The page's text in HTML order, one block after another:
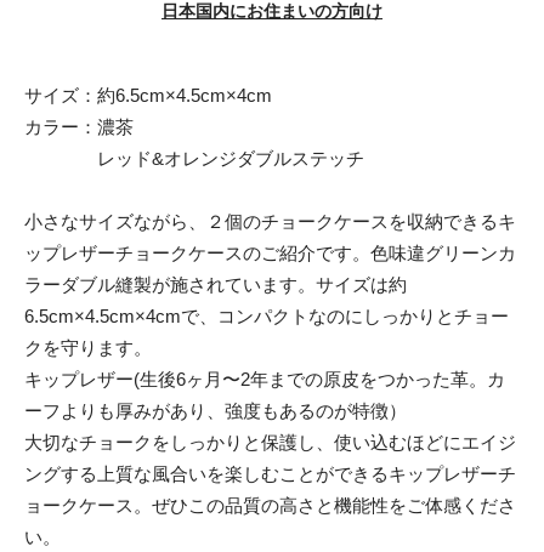
日本国内にお住まいの方向け
サイズ：約6.5cm×4.5cm×4cm
カラー：濃茶
レッド&オレンジダブルステッチ
小さなサイズながら、２個のチョークケースを収納できるキ
ップレザーチョークケースのご紹介です。色味違グリーンカ
ラーダブル縫製が施されています。サイズは約
6.5cm×4.5cm×4cmで、コンパクトなのにしっかりとチョー
クを守ります。
キップレザー(生後6ヶ月〜2年までの原皮をつかった革。カ
ーフよりも厚みがあり、強度もあるのが特徴）
大切なチョークをしっかりと保護し、使い込むほどにエイジ
ングする上質な風合いを楽しむことができるキップレザーチ
ョークケース。ぜひこの品質の高さと機能性をご体感くださ
い。